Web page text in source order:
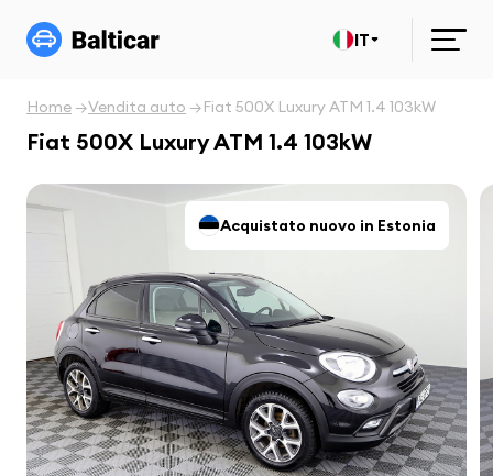
IT
Home Vendita auto Fiat 500X Luxury ATM 1.4 103kW
Fiat 500X Luxury ATM 1.4 103kW
Acquistato nuovo in Estonia